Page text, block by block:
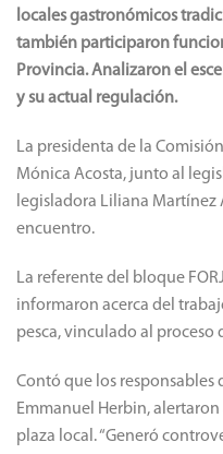
locales gastronómicos
también participaron
Provincia. Analizaron el
y su actual regulación.
La presidenta de la
Mónica Acosta, junto al
legisladora Liliana Martínez
encuentro.
La referente del bloque
informaron acerca del
pesca, vinculado al proceso
Contó que los responsables
Emmanuel Herbin,
plaza local. “Generó